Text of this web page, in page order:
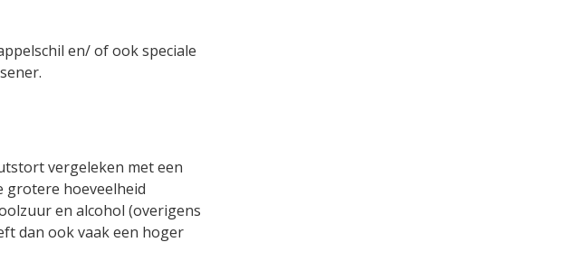
en/ of ook speciale
vergeleken met een
grotere hoeveelheid
en alcohol (overigens
dan ook vaak een hoger